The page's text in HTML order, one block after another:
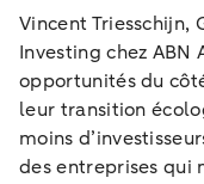
Vincent Triesschijn,
Investing chez ABN
opportunités du
leur transition
moins
des entreprises qui